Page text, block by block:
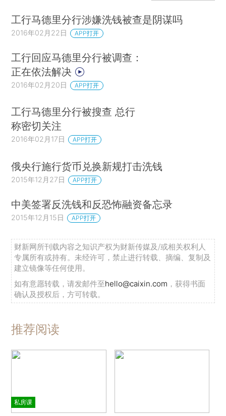
工行马德里分行涉嫌洗钱被查是阴谋吗
2016年02月22日 APP打开
工行回应马德里分行被调查：
正在依法解决
2016年02月20日 APP打开
工行马德里分行被搜查 总行
称密切关注
2016年02月17日 APP打开
俄央行施行货币兑换新规打击洗钱
2015年12月27日 APP打开
中美签署反洗钱和反恐怖融资备忘录
2015年12月15日 APP打开
财新网所刊载内容之知识产权为财新传媒及/或相关权利人
专属所有或持有。未经许可，禁止进行转载、摘编、复制及
建立镜像等任何使用。
如有意愿转载，请发邮件至hello@caixin.com ，获得书面
确认及授权后，方可转载。
推荐阅读
私房课